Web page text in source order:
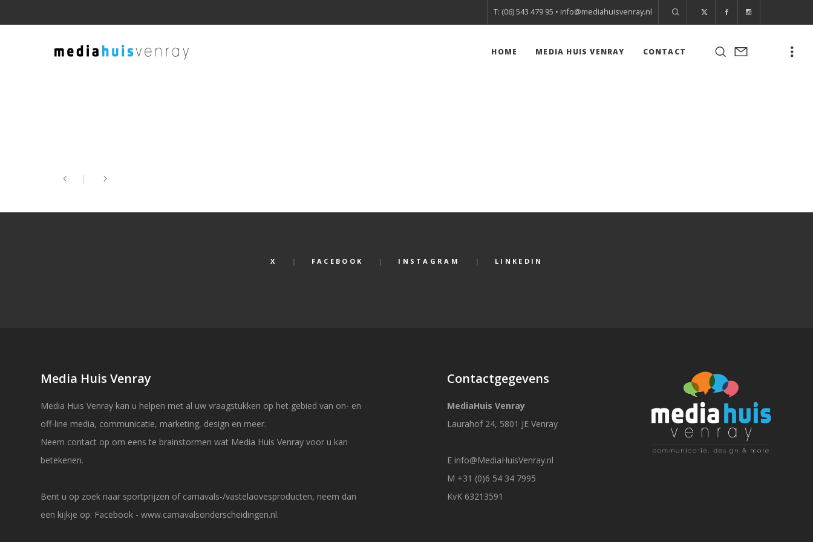
T: (06) 543 479 95 • info@mediahuisvenray.nl
HOME MEDIA HUIS VENRAY CONTACT
X FACEBOOK INSTAGRAM LINKEDIN
Media Huis Venray
Media Huis Venray kan u helpen met al uw vraagstukken op het gebied van on- en
off-line media, communicatie, marketing, design en meer.
Neem contact op om eens te brainstormen wat Media Huis Venray voor u kan
betekenen.
Bent u op zoek naar sportprijzen of carnavals-/vastelaovesproducten, neem dan
een kijkje op: Facebook -www.carnavalsonderscheidingen.nl.
Contactgegevens
MediaHuis Venray
Laurahof 24, 5801 JE Venray
E info@MediaHuisVenray.nl
M +31 (0)6 54 34 7995
KvK 63213591